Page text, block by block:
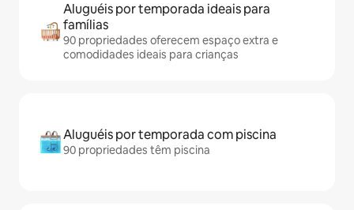
Aluguéis por temporada ideais para
famílias
90 propriedades oferecem espaço extra e
comodidades ideais para crianças
Aluguéis por temporada com piscina
90 propriedades têm piscina